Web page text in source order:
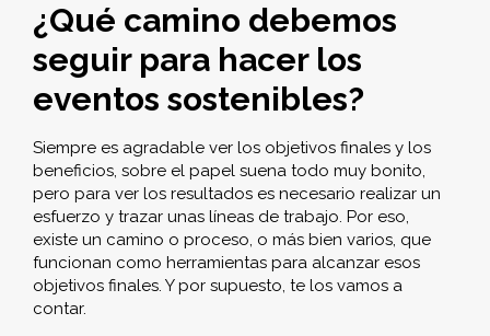
¿Qué camino debemos
seguir para hacer los
eventos sostenibles?
Siempre es agradable ver los objetivos finales y los
beneficios, sobre el papel suena todo muy bonito,
pero para ver los resultados es necesario realizar un
esfuerzo y trazar unas líneas de trabajo. Por eso,
existe un camino o proceso, o más bien varios, que
funcionan como herramientas para alcanzar esos
objetivos finales. Y por supuesto, te los vamos a
contar.